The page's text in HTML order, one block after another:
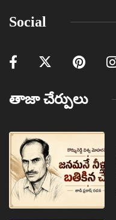
Social
తాజా చేర్పులు